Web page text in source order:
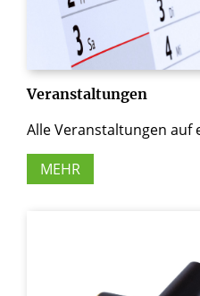
Veranstaltungen
Alle Veranstaltungen auf
MEHR